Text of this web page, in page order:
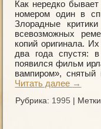
Как нередко
номером один в
Злорадные
всевозможных
копий оригинала.
два года спустя:
появился фильм
вампиром»,
Читать далее →
Рубрика: 1995 |